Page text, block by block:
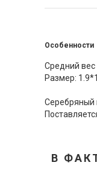
Особенности
Средний вес
Размер:
Серебряный
В